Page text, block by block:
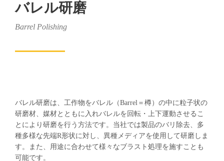
バレル研磨
Barrel Polishing
バレル研磨は、工作物をバレル（Barrel＝樽）の中に粒子状の
研磨材、媒材とともに入れバレルを回転・上下運動させるこ
とにより研磨を行う方法です。当社では製品のバリ除去、多
種多様な先端R形状に対し、異種メディアを使用して研磨しま
す。また、用途に合わせて様々なブラスト処理を施すことも
可能です。